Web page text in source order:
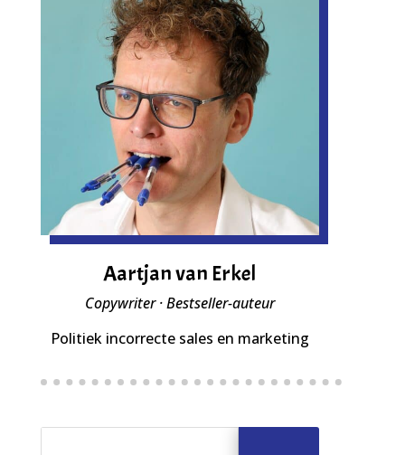
Aartjan van Erkel
Copywriter · Bestseller-auteur
Politiek incorrecte sales en marketing